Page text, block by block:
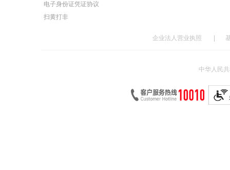
电子身份证凭证协议
扫黄打非
企业法人营业执照
中华人民